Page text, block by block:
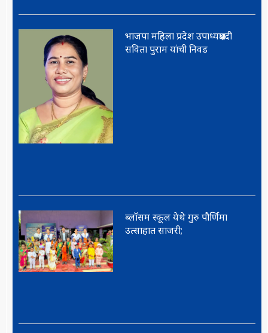
भाजपा महिला प्रदेश उपाध्यक्षपदी
सविता पुराम यांची निवड
ब्लॉसम स्कूल येथे गुरु पौर्णिमा
उत्साहात साजरी;